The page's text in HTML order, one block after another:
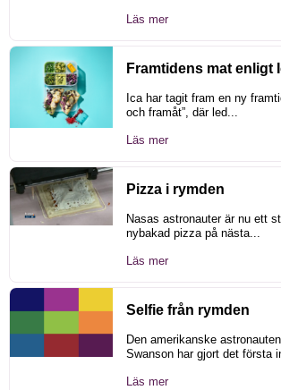
Läs mer
Framtidens mat enligt
Ica har tagit fram en ny
och framåt”, där led...
Läs mer
Pizza i rymden
Nasas astronauter är nu ett
nybakad pizza på nästa...
Läs mer
Selfie från rymden
Den amerikanske
Swanson har gjort det första
Läs mer